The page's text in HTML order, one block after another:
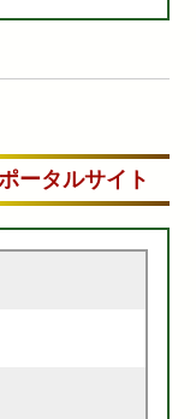
ータルサイト